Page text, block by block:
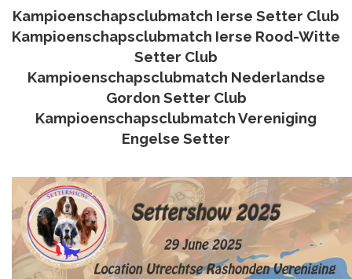
Kampioenschapsclubmatch Ierse Setter Club
Kampioenschapsclubmatch Ierse Rood-Witte
Setter Club
Kampioenschapsclubmatch Nederlandse
Gordon Setter Club
Kampioenschapsclubmatch Vereniging
Engelse Setter